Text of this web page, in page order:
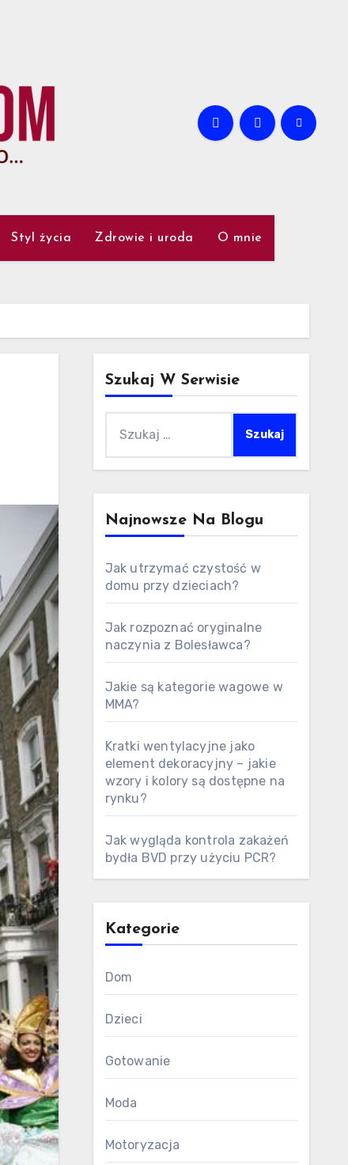
Styl życia Zdrowie i uroda O mnie
Szukaj W Serwisie
Najnowsze Na Blogu
Jak utrzymać czystość w
domu przy dzieciach?
Jak rozpoznać oryginalne
naczynia z Bolesławca?
Jakie są kategorie wagowe w
MMA?
Kratki wentylacyjne jako
element dekoracyjny – jakie
wzory i kolory są dostępne na
rynku?
Jak wygląda kontrola zakażeń
bydła BVD przy użyciu PCR?
Kategorie
Dom
Dzieci
Gotowanie
Moda
Motoryzacja